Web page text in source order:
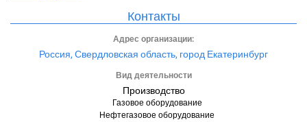
Контакты
Адрес организации:
Россия, Свердловская область, город Екатеринбург
Вид деятельности
Производство
Газовое оборудование
Нефтегазовое оборудование